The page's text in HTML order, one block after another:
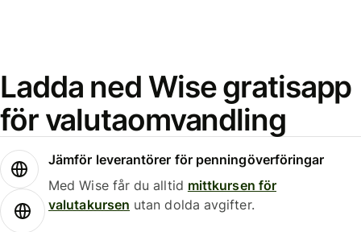
Ladda ned Wise gratisapp
för valutaomvandling
Jämför leverantörer för penningöverföringar
Med Wise får du alltid mittkursen för
valutakursen utan dolda avgifter.